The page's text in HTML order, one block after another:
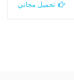
تحميل مجاني